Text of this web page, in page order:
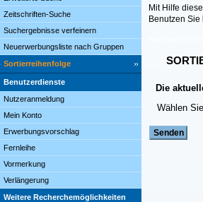
Zeitschriften-Suche
Suchergebnisse verfeinern
Neuerwerbungsliste nach Gruppen
Sortierreihenfolge
Benutzerdienste
Nutzeranmeldung
Mein Konto
Erwerbungsvorschlag
Fernleihe
Vormerkung
Verlängerung
Weitere Recherchemöglichkeiten
Mit Hilfe
Benutzen
Die
Wählen